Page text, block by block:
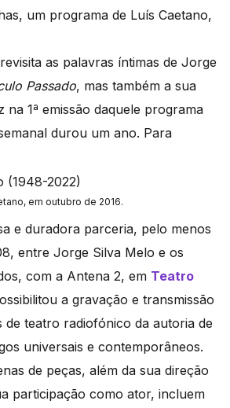
um programa de Luís Caetano,
as palavras íntimas de Jorge
Passado, mas também a sua
na 1ª emissão daquele programa
durou um ano. Para
em outubro de 2016.
e duradora parceria, pelo menos
entre Jorge Silva Melo e os
com a Antena 2, em Teatro
a gravação e transmissão
de teatro radiofónico da autoria de
universais e contemporâneos.
de peças, além da sua direção
participação como ator, incluem